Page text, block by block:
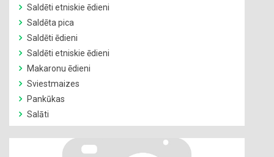
Saldēti etniskie ēdieni
Saldēta pica
Saldēti ēdieni
Saldēti etniskie ēdieni
Makaronu ēdieni
Sviestmaizes
Pankūkas
Salāti